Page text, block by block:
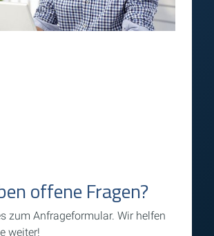
offene Fragen?
zum Anfrageformular. Wir helfen
weiter!